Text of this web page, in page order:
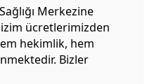
Merkezine
ücretlerimizden
hekimlik, hem
Bizler